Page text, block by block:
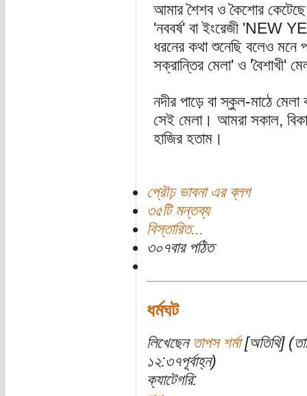
আমার শৈশব ও কৈশোর
'নববর্ষ' বা ইংরেজী 'NEW
ধরনের কথা শুনেছি বলেও মনে
সক্রান্তির মেলা' ও 'বৈশাখী'
নদীর পাড়ে বা স্কুল-মাঠে
সেই মেলা। আমরা সকাল,
হাজির হতাম।
প্রৌঢ় ভাবনা এর ব্লগ
৩৫টি মন্তব্য
বিস্তারিত...
৩০৭বার পঠিত
ধর্মঘট
লিখেছেন তাপস শর্মা[অতিথি]
১২:৩৭পূর্বাহ্ন)
ক্যাটেগরি: